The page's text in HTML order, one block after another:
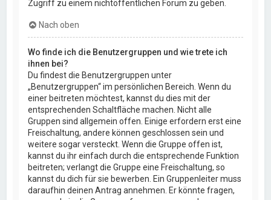
Zugriff zu einem nichtöffentlichen Forum zu geben.
Nach oben
Wo finde ich die Benutzergruppen und wie trete ich
ihnen bei?
Du findest die Benutzergruppen unter
„Benutzergruppen“ im persönlichen Bereich. Wenn du
einer beitreten möchtest, kannst du dies mit der
entsprechenden Schaltfläche machen. Nicht alle
Gruppen sind allgemein offen. Einige erfordern erst eine
Freischaltung, andere können geschlossen sein und
weitere sogar versteckt. Wenn die Gruppe offen ist,
kannst du ihr einfach durch die entsprechende Funktion
beitreten; verlangt die Gruppe eine Freischaltung, so
kannst du dich für sie bewerben. Ein Gruppenleiter muss
daraufhin deinen Antrag annehmen. Er könnte fragen,